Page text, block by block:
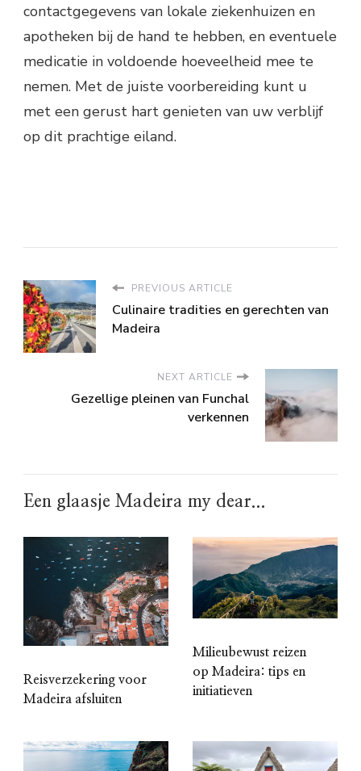
contactgegevens van lokale ziekenhuizen en
apotheken bij de hand te hebben, en eventuele
medicatie in voldoende hoeveelheid mee te
nemen. Met de juiste voorbereiding kunt u
met een gerust hart genieten van uw verblijf
op dit prachtige eiland.
PREVIOUS ARTICLE
Culinaire tradities en gerechten van
Madeira
NEXT ARTICLE
Gezellige pleinen van Funchal
verkennen
Een glaasje Madeira my dear...
Reisverzekering voor
Madeira afsluiten
Milieubewust reizen
op Madeira: tips en
initiatieven